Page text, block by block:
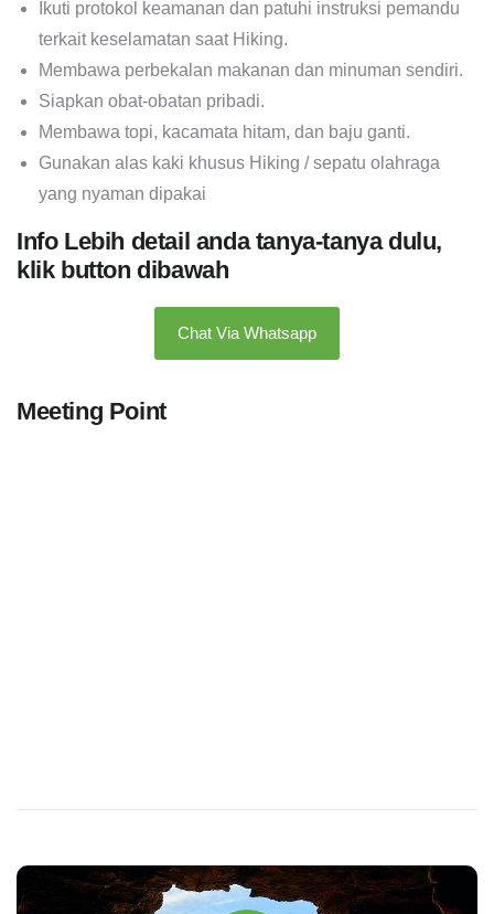
Ikuti protokol keamanan dan patuhi instruksi pemandu
terkait keselamatan saat Hiking.
Membawa perbekalan makanan dan minuman sendiri.
Siapkan obat-obatan pribadi.
Membawa topi, kacamata hitam, dan baju ganti.
Gunakan alas kaki khusus Hiking / sepatu olahraga
yang nyaman dipakai
Info Lebih detail anda tanya-tanya dulu,
klik button dibawah
Chat Via Whatsapp
Meeting Point